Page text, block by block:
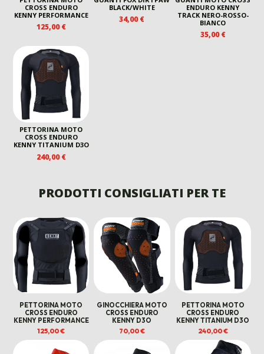
CROSS ENDURO
KENNY PERFORMANCE
125,00€
BLACK/WHITE
34,00€
ENDURO KENNY
TRACK NERO-ROSSO-
BIANCO
35,00€
PETTORINA MOTO
CROSS ENDURO
KENNY TITANIUM D3O
240,00€
PRODOTTI CONSIGLIATI PER TE
PETTORINA MOTO
CROSS ENDURO
KENNY PERFORMANCE
125,00€
GINOCCHIERA MOTO
CROSS ENDURO
KENNY D3O
70,00€
PETTORINA MOTO
CROSS ENDURO
KENNY TITANIUM D3O
240,00€